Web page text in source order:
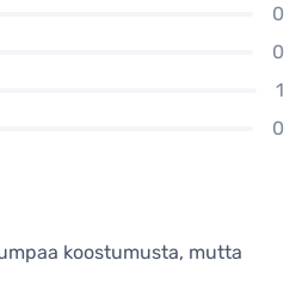
0
0
1
0
koostumusta, mutta